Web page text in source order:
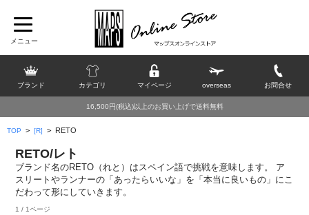
ブランド カテゴリ マイページ overseas お問合せ
16,500円(税込)以上のお買い上げで送料無料
TOP > [R] > RETO
RETO/レト
ブランド名のRETO（れと）はスペイン語で挑戦を意味します。 ア
スリートやランナーの「あったらいいな」を「本当に良いもの」にこ
だわって形にしていきます。
1 / 1ページ